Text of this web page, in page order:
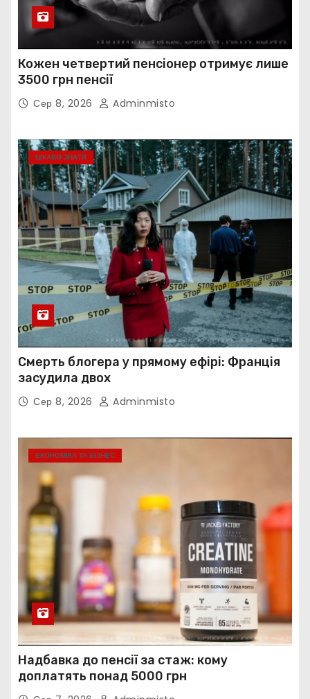
Кожен четвертий пенсіонер отримує лише
3500 грн пенсії
Сер 8, 2026 Adminmisto
ЦІКАВО ЗНАТИ
Смерть блогера у прямому ефірі: Франція
засудила двох
Сер 8, 2026 Adminmisto
ЕКОНОМІКА ТА БІЗНЕС
Надбавка до пенсії за стаж: кому
доплатять понад 5000 грн